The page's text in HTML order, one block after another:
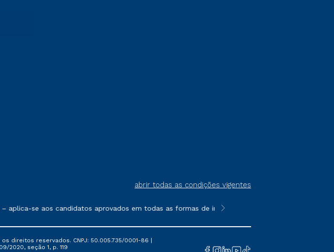
abrir todas as condições vigentes
de serviços.
se aos candidatos aprovados em todas as formas de ingresso, exceto na prova on-line
**Semipresencial é um formato do
direitos reservados. CNPJ: 50.005.735/0001-86 |
2020, seção 1, p. 119